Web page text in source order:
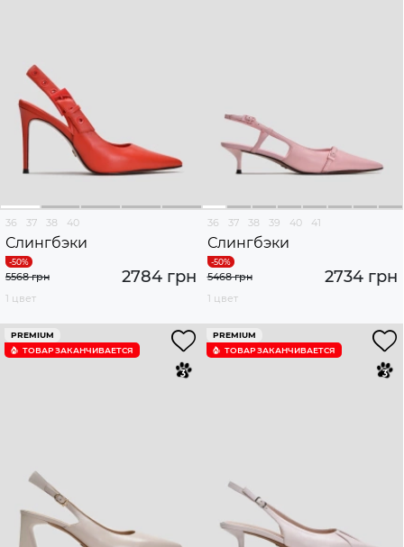
36 37 38 40
Слингбэки
2784 грн
5568 грн
1 цвет
36 37 38 39 40 41
Слингбэки
2734 грн
5468 грн
1 цвет
PREMIUM
ТОВАР ЗАКАНЧИВАЕТСЯ
PREMIUM
ТОВАР ЗАКАНЧИВАЕТСЯ